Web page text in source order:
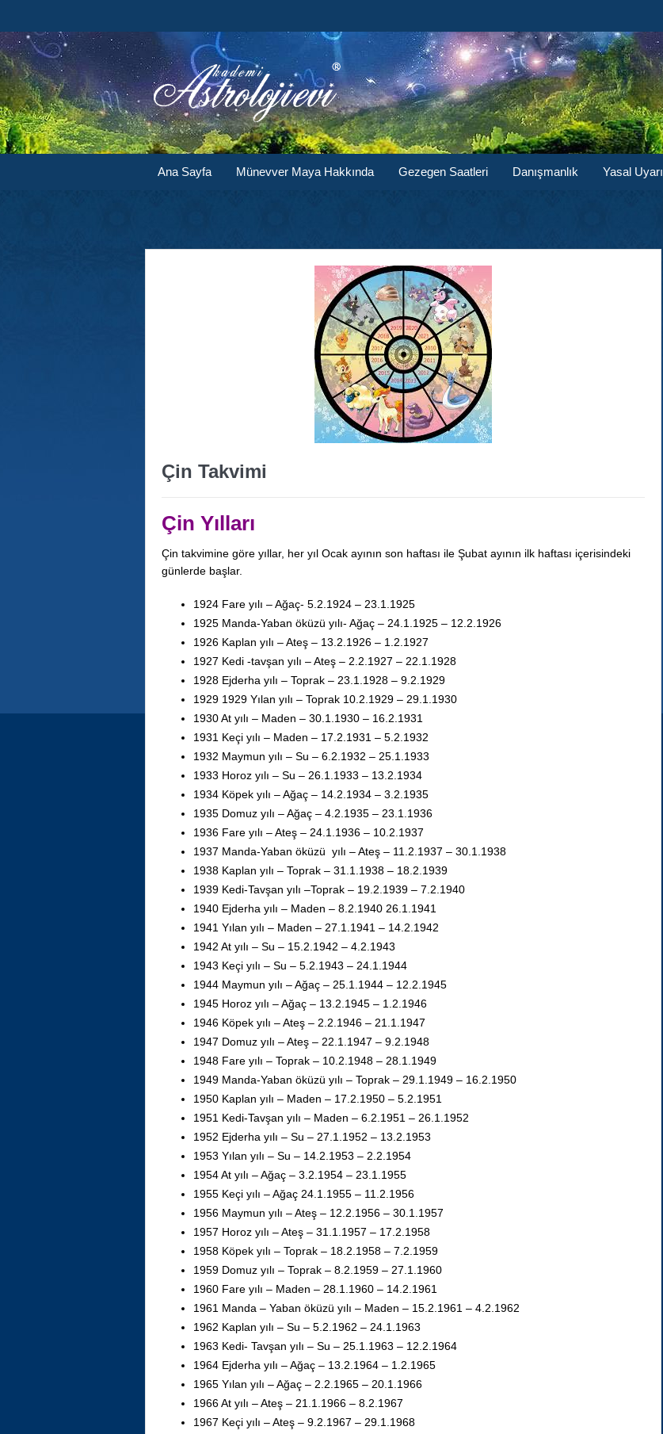
Ana Sayfa Münevver Maya Hakkında Gezegen Saatleri Danışmanlık Yasal Uyarı
Çin Takvimi
Çin Yılları
Çin takvimine göre yıllar, her yıl Ocak ayının son haftası ile Şubat ayının ilk haftası içerisindeki
günlerde başlar.
1924 Fare yılı – Ağaç- 5.2.1924 – 23.1.1925
1925 Manda-Yaban öküzü yılı- Ağaç – 24.1.1925 – 12.2.1926
1926 Kaplan yılı – Ateş – 13.2.1926 – 1.2.1927
1927 Kedi -tavşan yılı – Ateş – 2.2.1927 – 22.1.1928
1928 Ejderha yılı – Toprak – 23.1.1928 – 9.2.1929
1929 1929 Yılan yılı – Toprak 10.2.1929 – 29.1.1930
1930 At yılı – Maden – 30.1.1930 – 16.2.1931
1931 Keçi yılı – Maden – 17.2.1931 – 5.2.1932
1932 Maymun yılı – Su – 6.2.1932 – 25.1.1933
1933 Horoz yılı – Su – 26.1.1933 – 13.2.1934
1934 Köpek yılı – Ağaç – 14.2.1934 – 3.2.1935
1935 Domuz yılı – Ağaç – 4.2.1935 – 23.1.1936
1936 Fare yılı – Ateş – 24.1.1936 – 10.2.1937
1937 Manda-Yaban öküzü yılı – Ateş – 11.2.1937 – 30.1.1938
1938 Kaplan yılı – Toprak – 31.1.1938 – 18.2.1939
1939 Kedi-Tavşan yılı –Toprak – 19.2.1939 – 7.2.1940
1940 Ejderha yılı – Maden – 8.2.1940 26.1.1941
1941 Yılan yılı – Maden – 27.1.1941 – 14.2.1942
1942 At yılı – Su – 15.2.1942 – 4.2.1943
1943 Keçi yılı – Su – 5.2.1943 – 24.1.1944
1944 Maymun yılı – Ağaç – 25.1.1944 – 12.2.1945
1945 Horoz yılı – Ağaç – 13.2.1945 – 1.2.1946
1946 Köpek yılı – Ateş – 2.2.1946 – 21.1.1947
1947 Domuz yılı – Ateş – 22.1.1947 – 9.2.1948
1948 Fare yılı – Toprak – 10.2.1948 – 28.1.1949
1949 Manda-Yaban öküzü yılı – Toprak – 29.1.1949 – 16.2.1950
1950 Kaplan yılı – Maden – 17.2.1950 – 5.2.1951
1951 Kedi-Tavşan yılı – Maden – 6.2.1951 – 26.1.1952
1952 Ejderha yılı – Su – 27.1.1952 – 13.2.1953
1953 Yılan yılı – Su – 14.2.1953 – 2.2.1954
1954 At yılı – Ağaç – 3.2.1954 – 23.1.1955
1955 Keçi yılı – Ağaç 24.1.1955 – 11.2.1956
1956 Maymun yılı – Ateş – 12.2.1956 – 30.1.1957
1957 Horoz yılı – Ateş – 31.1.1957 – 17.2.1958
1958 Köpek yılı – Toprak – 18.2.1958 – 7.2.1959
1959 Domuz yılı – Toprak – 8.2.1959 – 27.1.1960
1960 Fare yılı – Maden – 28.1.1960 – 14.2.1961
1961 Manda – Yaban öküzü yılı – Maden – 15.2.1961 – 4.2.1962
1962 Kaplan yılı – Su – 5.2.1962 – 24.1.1963
1963 Kedi- Tavşan yılı – Su – 25.1.1963 – 12.2.1964
1964 Ejderha yılı – Ağaç – 13.2.1964 – 1.2.1965
1965 Yılan yılı – Ağaç – 2.2.1965 – 20.1.1966
1966 At yılı – Ateş – 21.1.1966 – 8.2.1967
1967 Keçi yılı – Ateş – 9.2.1967 – 29.1.1968